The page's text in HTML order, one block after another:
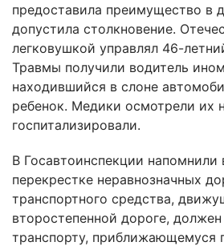
предоставила преимущество в
допустила столкновение.
легковушкой управлял 46-
Травмы получили водитель
находившийся в слоне
ребенок. Медики осмотрели их
госпитализировали.
В Госавтоинспекции напомнили
перекрестке неравнозначных
транспортного средства,
второстепенной дороге,
транспорту, приближающемуся